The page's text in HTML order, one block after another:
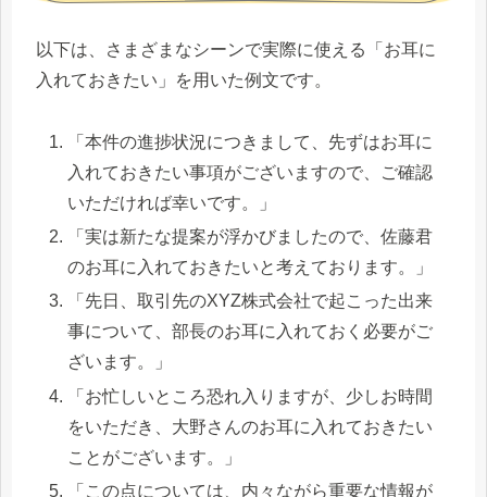
以下は、さまざまなシーンで実際に使える「お耳に
入れておきたい」を用いた例文です。
「本件の進捗状況につきまして、先ずはお耳に
入れておきたい事項がございますので、ご確認
いただければ幸いです。」
「実は新たな提案が浮かびましたので、佐藤君
のお耳に入れておきたいと考えております。」
「先日、取引先のXYZ株式会社で起こった出来
事について、部長のお耳に入れておく必要がご
ざいます。」
「お忙しいところ恐れ入りますが、少しお時間
をいただき、大野さんのお耳に入れておきたい
ことがございます。」
「この点については、内々ながら重要な情報が